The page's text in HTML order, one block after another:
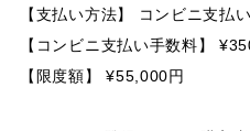
【支払い方法】 コンビニ支払い
【コンビニ支払い手数料】
【限度額】 ¥55,000円